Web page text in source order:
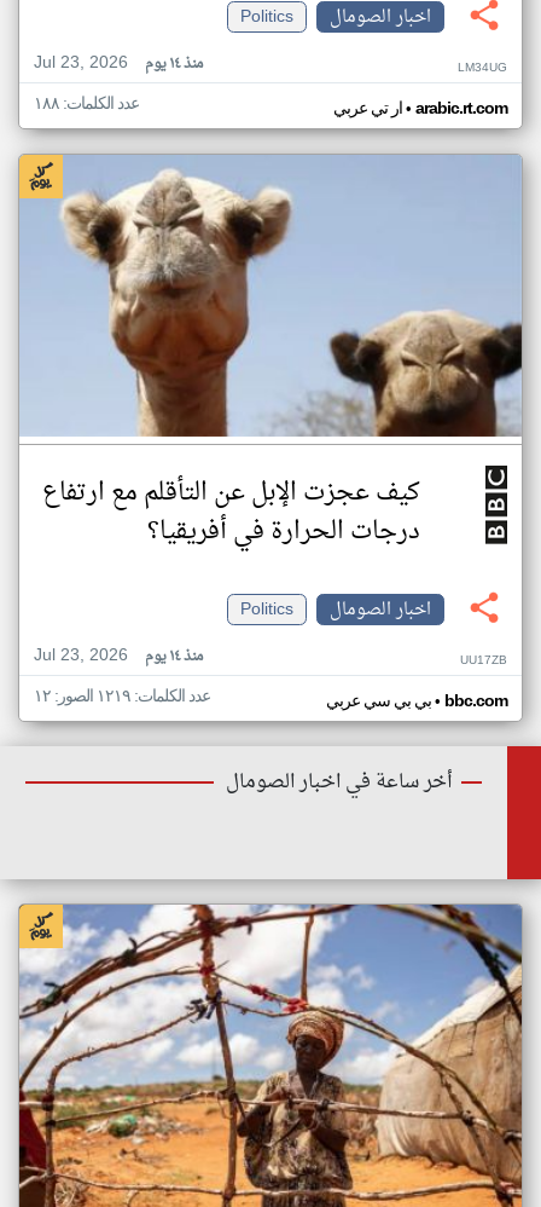
اخبار الصومال
Politics
Jul 23, 2026
منذ ١٤ يوم LM34UG
ار تي عربي• arabic.rt.com عدد الكلمات: ١٨٨
كيف عجزت الإبل عن التأقلم مع ارتفاع
درجات الحرارة في أفريقيا؟
اخبار الصومال
Politics
Jul 23, 2026
منذ ١٤ يوم UU17ZB
بي بي سي عربي• bbc.com عدد الكلمات: ١٢١٩ الصور: ١٢
أخر ساعة في اخبار الصومال